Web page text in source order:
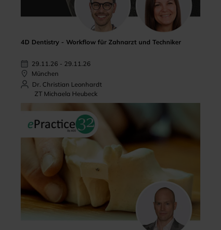
4D Dentistry - Workflow für Zahnarzt und Techniker
29.11.26 - 29.11.26
München
Dr. Christian Leonhardt
ZT Michaela Heubeck